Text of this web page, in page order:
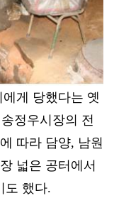
게 당했다는 옛
정우시장의 전
따라 담양, 남원
넓은 공터에서
도 했다.